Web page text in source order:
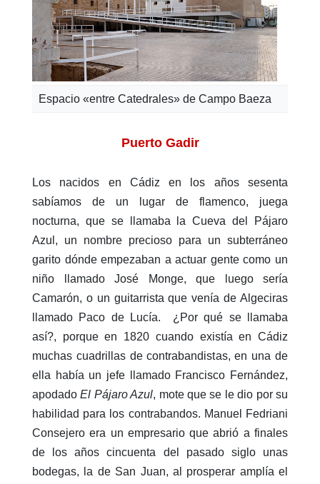
Espacio «entre Catedrales» de Campo Baeza
Puerto Gadir
Los nacidos en Cádiz en los años sesenta
sabíamos de un lugar de flamenco, juega
nocturna, que se llamaba la Cueva del Pájaro
Azul, un nombre precioso para un subterráneo
garito dónde empezaban a actuar gente como un
niño llamado José Monge, que luego sería
Camarón, o un guitarrista que venía de Algeciras
llamado Paco de Lucía. ¿Por qué se llamaba
así?, porque en 1820 cuando existía en Cádiz
muchas cuadrillas de contrabandistas, en una de
ella había un jefe llamado Francisco Fernández,
apodadoEl Pájaro Azul, mote que se le dio por su
habilidad para los contrabandos. Manuel Fedriani
Consejero era un empresario que abrió a finales
de los años cincuenta del pasado siglo unas
bodegas, la de San Juan, al prosperar amplía el